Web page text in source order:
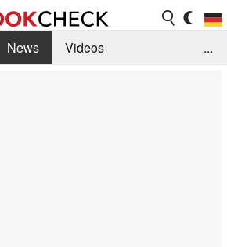
News
Videos
...